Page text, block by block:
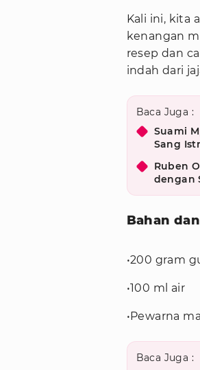
Kali ini, kita
kenangan
resep dan
indah dari
Baca Juga :
Suami
Sang
Ruben
dengan
Bahan
•200 gram
•100 ml air
•Pewarna
Baca Juga :